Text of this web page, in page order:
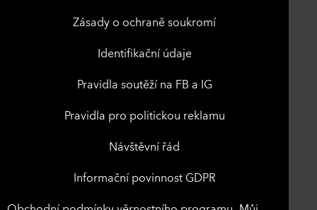
Zásady o ochraně soukromí
Identifikační údaje
Pravidla soutěží na FB a IG
Pravidla pro politickou reklamu
Návštěvní řád
Informační povinnost GDPR